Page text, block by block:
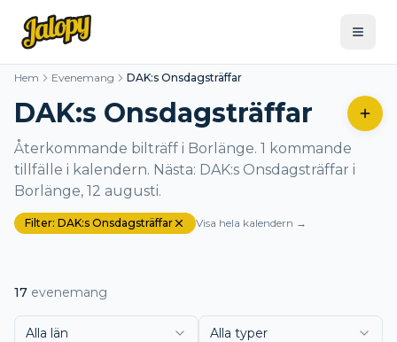
Hem Evenemang DAK:s Onsdagsträffar
DAK:s Onsdagsträffar
Återkommande bilträff i Borlänge. 1 kommande
tillfälle i kalendern. Nästa: DAK:s Onsdagsträffar i
Borlänge, 12 augusti.
Filter: DAK:s Onsdagsträffar Visa hela kalendern →
17 evenemang
Alla län Alla typer